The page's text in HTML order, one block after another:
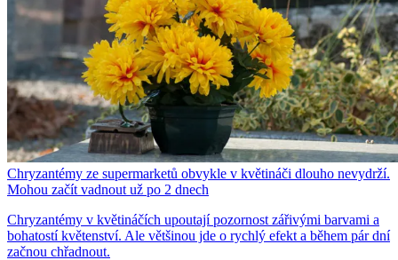
Chryzantémy ze supermarketů obvykle v květináči dlouho nevydrží.
Mohou začít vadnout už po 2 dnech
Chryzantémy v květináčích upoutají pozornost zářivými barvami a
bohatostí květenství. Ale většinou jde o rychlý efekt a během pár dní
začnou chřadnout.